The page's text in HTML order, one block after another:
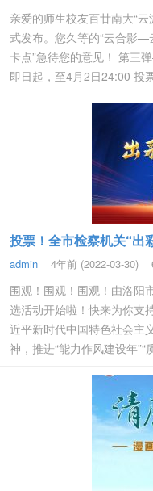
亲爱的师生校友百廿南大“
式发布。您久等的“云合影—
卡点”急待您的意见！ 第三
即日起，至4月2日24:00 投
投票！全市检察机关“出
admin 4年前 (2022-03-30)
围观！围观！围观！由洛阳
选活动开始啦！快来为你支
近平新时代中国特色社会主
神，推进“能力作风建设年